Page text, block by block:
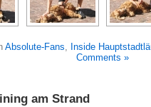
Absolute-Fans, Inside
Comments »
am Strand